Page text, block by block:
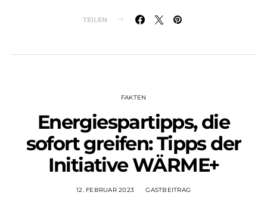
TEILEN
FAKTEN
Energiespartipps, die
sofort greifen: Tipps der
Initiative WÄRME+
12. FEBRUAR 2023 GASTBEITRAG